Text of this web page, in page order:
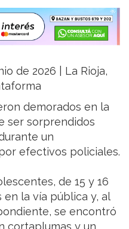
de 2026 | La Rioja,
demorados en la
ser sorprendidos
un
efectivos policiales.
de 15 y 16
la vía pública y, al
se encontró